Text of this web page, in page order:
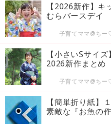
【2026新作】
むらバースデイ
子育てママ@ち
【小さいSサイ
2026新作まとめ
子育てママ@ち
【簡単折り紙】
素敵な『お魚の作